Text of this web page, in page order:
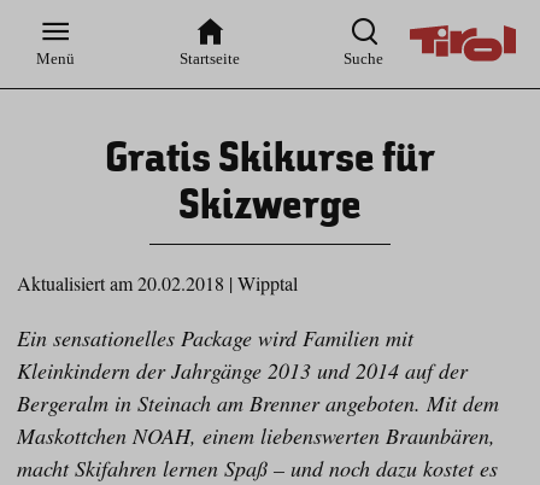
Hauptnavigation
Inhaltsbereich
Menü Startseite Suche
Gratis Skikurse für
Skizwerge
Aktualisiert am 20.02.2018 | Wipptal
Ein sensationelles Package wird Familien mit
Kleinkindern der Jahrgänge 2013 und 2014 auf der
Bergeralm in Steinach am Brenner angeboten. Mit dem
Maskottchen NOAH, einem liebenswerten Braunbären,
macht Skifahren lernen Spaß – und noch dazu kostet es